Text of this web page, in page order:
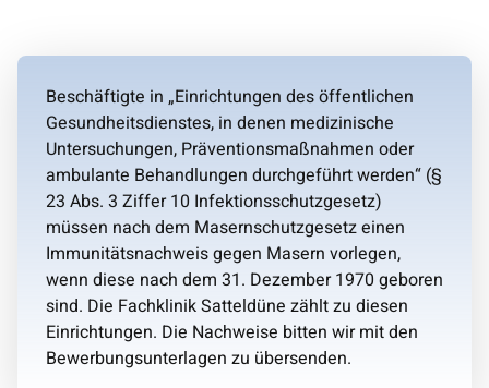
Beschäftigte in „Einrichtungen des öffentlichen
Gesundheitsdienstes, in denen medizinische
Untersuchungen, Präventionsmaßnahmen oder
ambulante Behandlungen durchgeführt werden“ (§
23 Abs. 3 Ziffer 10 Infektionsschutzgesetz)
müssen nach dem Masernschutzgesetz einen
Immunitätsnachweis gegen Masern vorlegen,
wenn diese nach dem 31. Dezember 1970 geboren
sind. Die Fachklinik Satteldüne zählt zu diesen
Einrichtungen. Die Nachweise bitten wir mit den
Bewerbungsunterlagen zu übersenden.